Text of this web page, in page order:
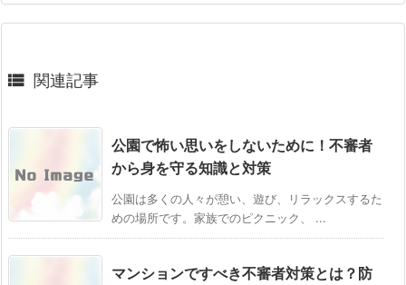
 関連記事
公園で怖い思いをしないために！不審者
から身を守る知識と対策
公園は多くの人々が憩い、遊び、リラックスするた
めの場所です。家族でのピクニック、 ...
マンションですべき不審者対策とは？防